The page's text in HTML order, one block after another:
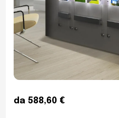
da 588,60 €